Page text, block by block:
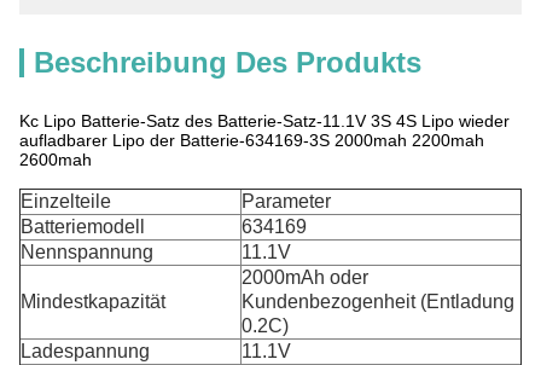
Beschreibung Des Produkts
Kc Lipo Batterie-Satz des Batterie-Satz-11.1V 3S 4S Lipo wieder
aufladbarer Lipo der Batterie-634169-3S 2000mah 2200mah
2600mah
Einzelteile
Parameter
Batteriemodell
634169
Nennspannung
11.1V
Mindestkapazität
2000mAh oder
Kundenbezogenheit (Entladung
0.2C)
Ladespannung
11.1V